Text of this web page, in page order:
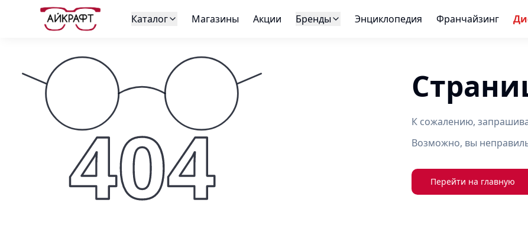
Каталог Магазины Акции Бренды Энциклопедия Франчайзинг
404
К сожалению,
Возможно, вы
Перейти на главную